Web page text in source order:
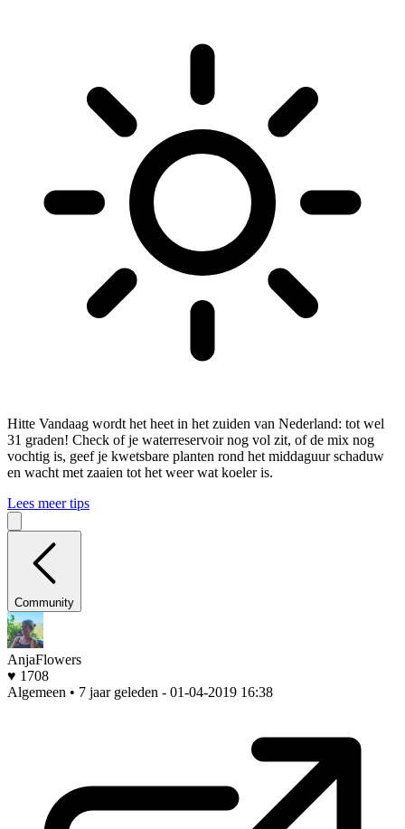
Hitte Vandaag wordt het heet in het zuiden van Nederland: tot wel
31 graden! Check of je waterreservoir nog vol zit, of de mix nog
vochtig is, geef je kwetsbare planten rond het middaguur schaduw
en wacht met zaaien tot het weer wat koeler is.
Lees meer tips
Community
AnjaFlowers
♥ 1708
Algemeen • 7 jaar geleden - 01-04-2019 16:38